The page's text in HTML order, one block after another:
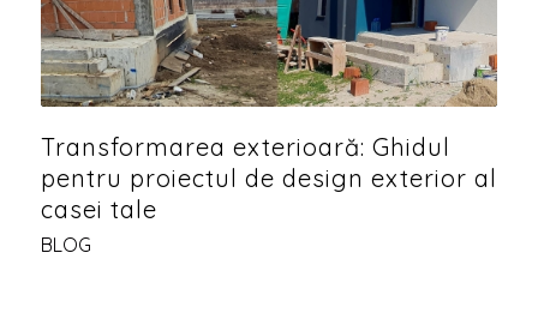
Transformarea exterioară: Ghidul
pentru proiectul de design exterior al
casei tale
BLOG